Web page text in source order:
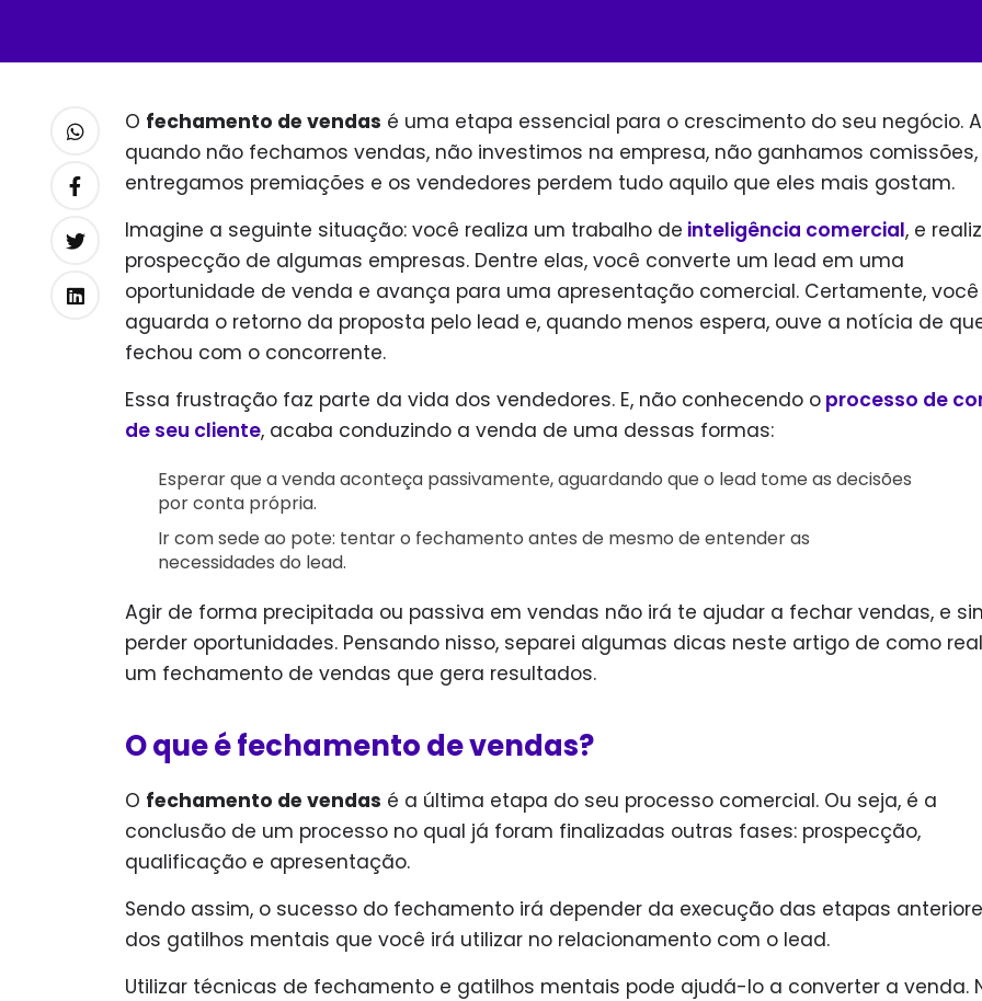
O fechamento de vendas é uma etapa essencial para o crescimento do seu negócio.
quando não fechamos vendas, não investimos na empresa, não ganhamos
entregamos premiações e os vendedores perdem tudo aquilo que eles mais gostam.
Imagine a seguinte situação: você realiza um trabalho de inteligência comercial, e
prospecção de algumas empresas. Dentre elas, você converte um lead em uma
oportunidade de venda e avança para uma apresentação comercial. Certamente, você
aguarda o retorno da proposta pelo lead e, quando menos espera, ouve a notícia de
fechou com o concorrente.
Essa frustração faz parte da vida dos vendedores. E, não conhecendo o processo de
de seu cliente, acaba conduzindo a venda de uma dessas formas:
Esperar que a venda aconteça passivamente, aguardando que o lead tome as decisões
por conta própria.
Ir com sede ao pote: tentar o fechamento antes de mesmo de entender as
necessidades do lead.
Agir de forma precipitada ou passiva em vendas não irá te ajudar a fechar vendas, e
perder oportunidades. Pensando nisso, separei algumas dicas neste artigo de como
um fechamento de vendas que gera resultados.
O que é fechamento de vendas?
O fechamento de vendas é a última etapa do seu processo comercial. Ou seja, é a
conclusão de um processo no qual já foram finalizadas outras fases: prospecção,
qualificação e apresentação.
Sendo assim, o sucesso do fechamento irá depender da execução das etapas
dos gatilhos mentais que você irá utilizar no relacionamento com o lead.
Utilizar técnicas de fechamento e gatilhos mentais pode ajudá-lo a converter a venda.